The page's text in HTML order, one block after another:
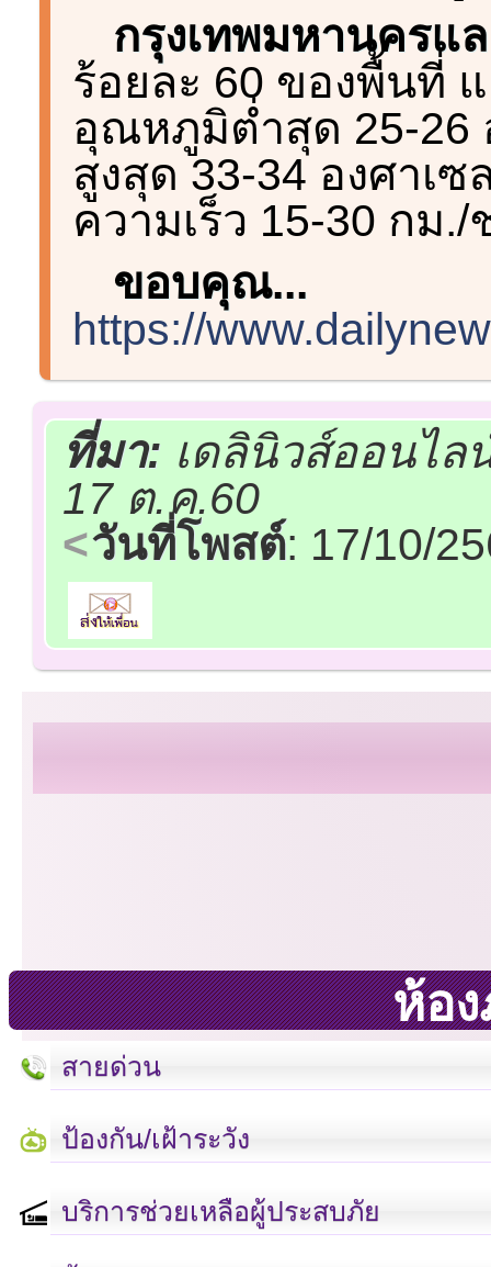
กรุงเทพมหานคร
ร้อยละ 60 ของพื้นที่
อุณหภูมิต่ำสุด 25-26
สูงสุด 33-34 องศาเ
ความเร็ว 15-30 กม./
ขอบคุณ...
https://
ที่มา: เดลินิวส์ออนไ
17 ต.ค.60
วันที่โพสต์: 17/10/
ห้อ
สายด่วน
ป้องกัน/เฝ้าระวัง
บริการช่วยเหลือผู้ประสบภัย